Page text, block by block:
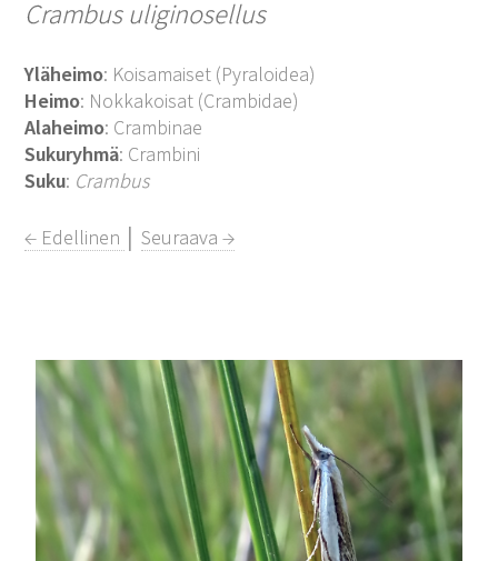
Crambus uliginosellus
Yläheimo: Koisamaiset (Pyraloidea)
Heimo: Nokkakoisat (Crambidae)
Alaheimo: Crambinae
Sukuryhmä: Crambini
Suku: Crambus
← Edellinen │Seuraava →